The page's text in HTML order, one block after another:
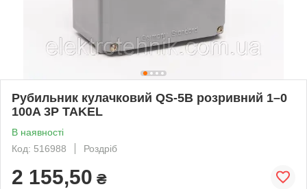
Рубильник кулачковий QS-5B розривний 1–0
100A 3P TAKEL
В наявності
Код: 516988
Роздріб
2 155,50 ₴